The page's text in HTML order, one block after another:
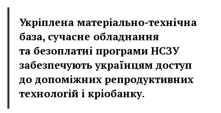
Укріплена матеріально-технічна
база, сучасне обладнання
та безоплатні програми НСЗУ
забезпечують українцям доступ
до допоміжних репродуктивних
технологій і кріобанку.